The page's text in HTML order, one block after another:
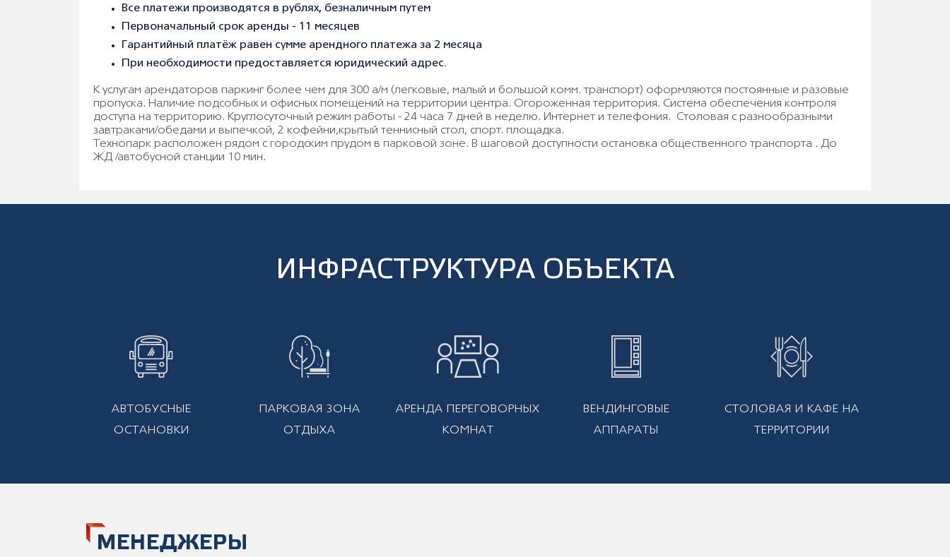
Все платежи производятся в рублях, безналичным путем
Первоначальный срок аренды - 11 месяцев
Гарантийный платёж равен сумме арендного платежа за 2 месяца
При необходимости предоставляется юридический адрес.
К услугам арендаторов паркинг более чем для 300 а/м (легковые, малый и большой комм. транспорт) оформляются постоянные и разовые
пропуска. Наличие подсобных и офисных помещений на территории центра. Огороженная территория. Система обеспечения контроля
доступа на территорию. Круглосуточный режим работы - 24 часа 7 дней в неделю. Интернет и телефония. Столовая с разнообразными
завтраками/обедами и выпечкой, 2 кофейни,крытый теннисный стол, спорт. площадка.
Технопарк расположен рядом с городским прудом в парковой зоне. В шаговой доступности остановка общественного транспорта . До
ЖД /автобусной станции 10 мин.
ИНФРАСТРУКТУРА ОБЪЕКТА
АВТОБУСНЫЕ
ОСТАНОВКИ
ПАРКОВАЯ ЗОНА
ОТДЫХА
АРЕНДА ПЕРЕГОВОРНЫХ
КОМНАТ
ВЕНДИНГОВЫЕ
АППАРАТЫ
СТОЛОВАЯ И КАФЕ НА
ТЕРРИТОРИИ
МЕНЕДЖЕРЫ